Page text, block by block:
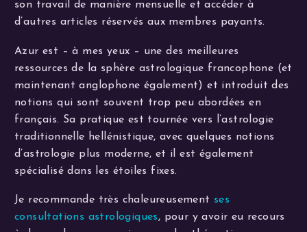
son travail de manière mensuelle et accéder à
d’autres articles réservés aux membres payants.
Azur est – à mes yeux – une des meilleures
ressources de la sphère astrologique francophone (et
maintenant anglophone également) et introduit des
notions qui sont souvent trop peu abordées en
français. Sa pratique est tournée vers l’astrologie
traditionnelle hellénistique, avec quelques notions
d’astrologie plus moderne, et il est également
spécialisé dans les étoiles fixes.
Je recommande très chaleureusement ses
consultations astrologiques, pour y avoir eu recours